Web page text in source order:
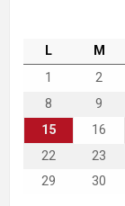
L M
1
2
8
9
15
16
22
23
29
30